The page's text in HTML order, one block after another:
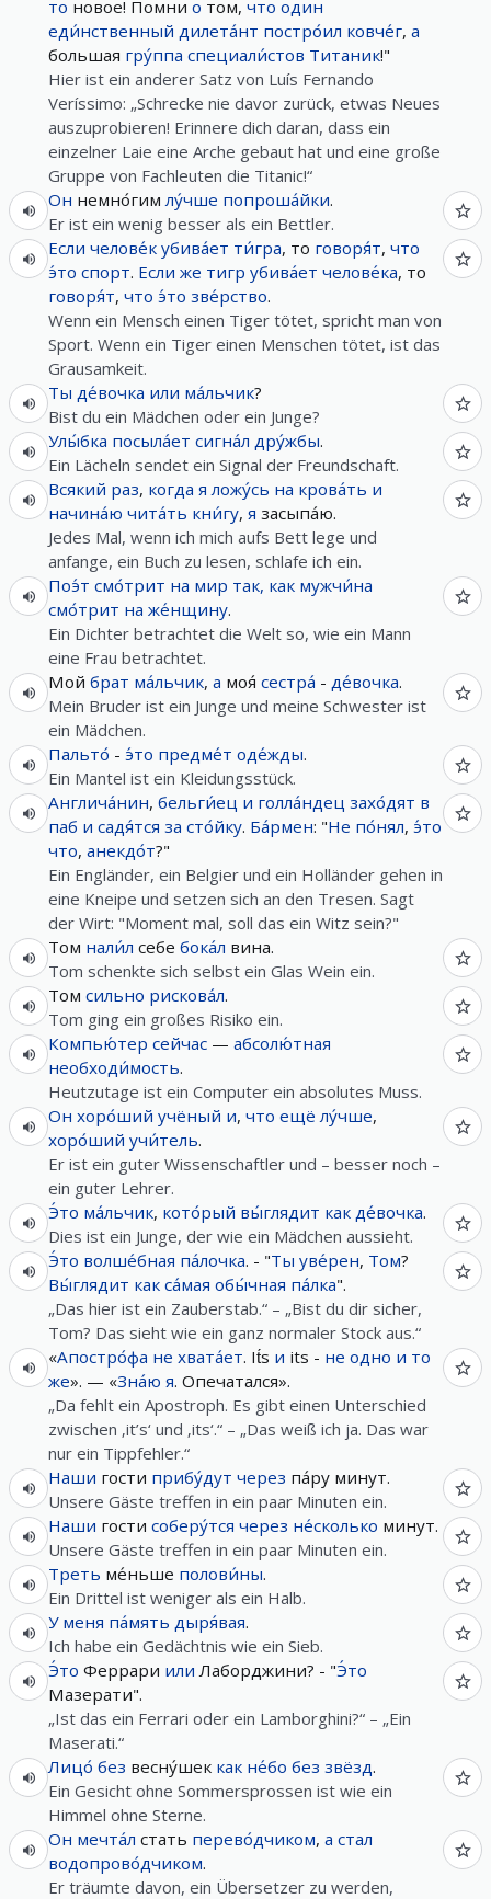
то новое! Помни о том, что один
еди́нственный дилета́нт постро́ил ковче́г, а
большая гру́ппа специали́стов Титаник!"
Hier ist ein anderer Satz von Luís Fernando
Veríssimo: „Schrecke nie davor zurück, etwas Neues
auszuprobieren! Erinnere dich daran, dass ein
einzelner Laie eine Arche gebaut hat und eine große
Gruppe von Fachleuten die Titanic!“
Он немно́гимлу́чше попроша́йки.
Er ist ein wenig besser als ein Bettler.
Если челове́к убива́ет ти́гра, то говоря́т, что
э́то спорт. Если же тигр убива́ет челове́ка, то
говоря́т, что э́то зве́рство.
Wenn ein Mensch einen Tiger tötet, spricht man von
Sport. Wenn ein Tiger einen Menschen tötet, ist das
Grausamkeit.
Ты де́вочка или ма́льчик?
Bist du ein Mädchen oder ein Junge?
Улы́бка посыла́ет сигна́л дру́жбы.
Ein Lächeln sendet ein Signal der Freundschaft.
Всякий раз, когда я ложу́сь на крова́ть и
начина́ю чита́ть кни́гу, я засыпа́ю.
Jedes Mal, wenn ich mich aufs Bett lege und
anfange, ein Buch zu lesen, schlafe ich ein.
Поэ́т смо́трит на мир так, как мужчи́на
смо́трит на же́нщину.
Ein Dichter betrachtet die Welt so, wie ein Mann
eine Frau betrachtet.
Мой брат ма́льчик, а моя́ сестра́ - де́вочка.
Mein Bruder ist ein Junge und meine Schwester ist
ein Mädchen.
Пальто́ - э́то предме́т оде́жды.
Ein Mantel ist ein Kleidungsstück.
Англича́нин, бельги́ец и голла́ндец захо́дят в
паб и садя́тся за сто́йку. Ба́рмен: "Не по́нял, э́то
что, анекдо́т?"
Ein Engländer, ein Belgier und ein Holländer gehen in
eine Kneipe und setzen sich an den Tresen. Sagt
der Wirt: "Moment mal, soll das ein Witz sein?"
Том нали́л себе бока́л вина.
Tom schenkte sich selbst ein Glas Wein ein.
Том сильно рискова́л.
Tom ging ein großes Risiko ein.
Компью́тер сейчас — абсолю́тная
необходи́мость.
Heutzutage ist ein Computer ein absolutes Muss.
Он хоро́ший учёный и, что ещё лу́чше,
хоро́ший учи́тель.
Er ist ein guter Wissenschaftler und – besser noch –
ein guter Lehrer.
Э́то ма́льчик, кото́рый вы́глядит как де́вочка.
Dies ist ein Junge, der wie ein Mädchen aussieht.
Э́то волше́бная па́лочка. - "Ты уве́рен, Том?
Вы́глядит как са́мая обы́чная па́лка".
„Das hier ist ein Zauberstab.“ – „Bist du dir sicher,
Tom? Das sieht wie ein ganz normaler Stock aus.“
«Апостро́фа не хвата́ет. It́s и its - не одно и то
же». — «Зна́ю я. Опечатался».
„Da fehlt ein Apostroph. Es gibt einen Unterschied
zwischen ‚it’s‘ und ‚its‘.“ – „Das weiß ich ja. Das war
nur ein Tippfehler.“
Наши гости прибу́дут через па́ру минут.
Unsere Gäste treffen in ein paar Minuten ein.
Наши гости соберу́тся через не́сколько минут.
Unsere Gäste treffen in ein paar Minuten ein.
Треть ме́ньше полови́ны.
Ein Drittel ist weniger als ein Halb.
У меня па́мять дыря́вая.
Ich habe ein Gedächtnis wie ein Sieb.
Э́то Феррари или Лаборджини? - "Э́то
Мазерати".
„Ist das ein Ferrari oder ein Lamborghini?“ – „Ein
Maserati.“
Лицо́ без весну́шек как не́бо без звёзд.
Ein Gesicht ohne Sommersprossen ist wie ein
Himmel ohne Sterne.
Он мечта́л стать перево́дчиком, а стал
водопрово́дчиком.
Er träumte davon, ein Übersetzer zu werden,